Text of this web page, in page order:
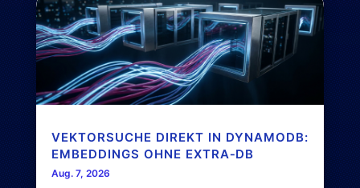
VEKTORSUCHE DIREKT IN DYNAMODB:
EMBEDDINGS OHNE EXTRA‑DB
Aug. 7, 2026